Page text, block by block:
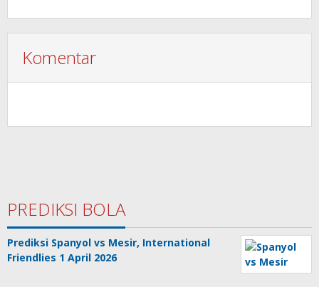
Komentar
PREDIKSI BOLA
Prediksi Spanyol vs Mesir, International
Friendlies 1 April 2026